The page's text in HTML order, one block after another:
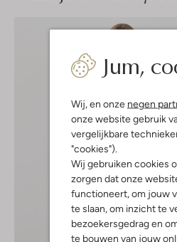
Jum,
Wij, en onze negen
onze website gebruik
vergelijkbare
"cookies").
Wij gebruiken cookies
zorgen dat onze
functioneert, om jouw
te slaan, om inzicht te
bezoekersgedrag en
te bouwen van jouw